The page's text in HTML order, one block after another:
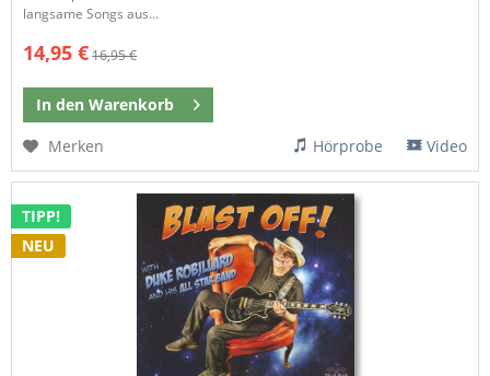
langsame Songs aus...
14,95 €16,95 €
In den Warenkorb
Merken
Hörprobe Video
TIPP!
NEU